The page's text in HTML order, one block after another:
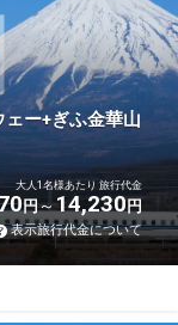
ー+ぎふ金華山
大人1名様あたり 旅行代金
円 14,230円
表示旅行代金について